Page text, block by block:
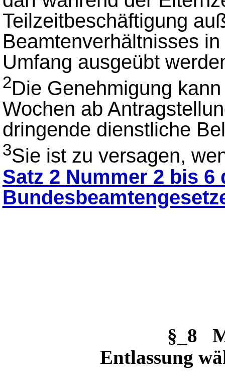
Teilzeitbeschäftigung
Beamtenverhältnisses
Umfang ausgeübt
2Die Genehmigung
Wochen ab
dringende dienstliche
3Sie ist zu versagen,
Satz 2 Nummer 2 bis 6
§_8
Entlassung